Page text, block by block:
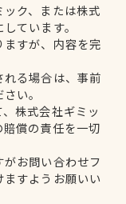
ク、または株式
ています。
すが、内容を完
る場合は、事前
い。
株式会社ギミッ
償の責任を一切
お問い合わせフ
すようお願いい